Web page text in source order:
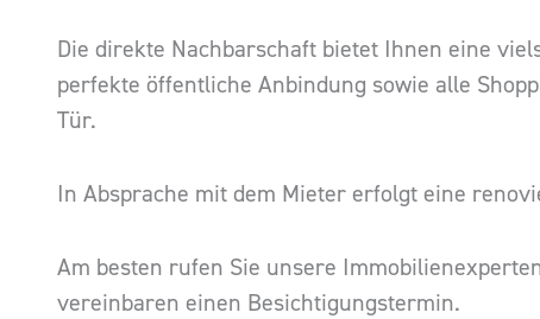
Die direkte Nachbarschaft bietet Ihnen eine
perfekte öffentliche Anbindung sowie alle
Tür.
In Absprache mit dem Mieter erfolgt eine
Am besten rufen Sie unsere
vereinbaren einen Besichtigungstermin.